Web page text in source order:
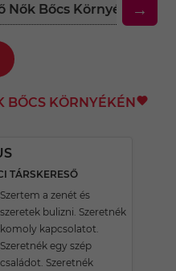
Nők Bőcs Környékén
→
BŐCS KÖRNYÉKÉN
TÁRSKERESŐ
Szertem a zenét és
szeretek bulizni. Szeretnék
komoly kapcsolatot.
Szeretnék egy szép
családot. Szeretnék